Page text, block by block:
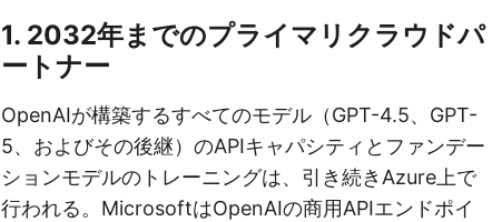
1. 2032年までのプライマリクラウドパ
ートナー
OpenAIが構築するすべてのモデル（GPT-4.5、GPT-
5、およびその後継）のAPIキャパシティとファンデー
ションモデルのトレーニングは、引き続きAzure上で
行われる。MicrosoftはOpenAIの商用APIエンドポイ